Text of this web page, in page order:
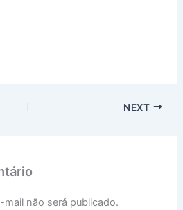
NEXT
mail não será publicado.